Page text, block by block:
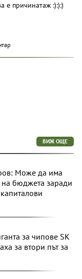
е причинатаж :):):)
ВИЖ ОЩЕ
Може да има
на бюджета заради
за чипове SK
за втори път за